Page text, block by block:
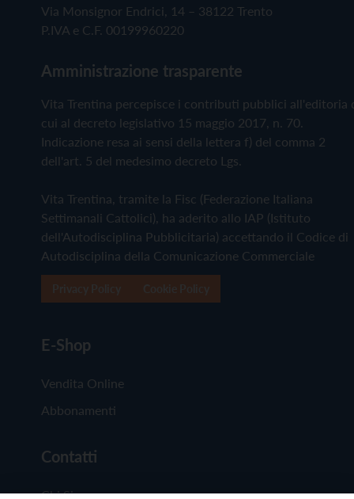
Via Monsignor Endrici, 14 – 38122 Trento
P.IVA e C.F. 00199960220
Amministrazione trasparente
Vita Trentina percepisce i contributi pubblici all'editoria
cui al decreto legislativo 15 maggio 2017, n. 70.
Indicazione resa ai sensi della lettera f) del comma 2
dell'art. 5 del medesimo decreto Lgs.
Vita Trentina, tramite la Fisc (Federazione Italiana
Settimanali Cattolici), ha aderito allo IAP (Istituto
dell'Autodisciplina Pubblicitaria) accettando il Codice di
Autodisciplina della Comunicazione Commerciale
E-Shop
Vendita Online
Abbonamenti
Contatti
Chi Siamo